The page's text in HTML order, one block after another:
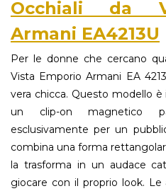
Occhiali da
Armani EA4213U
Per le donne che cercano
Vista Emporio Armani EA
vera chicca. Questo modello
un clip-on magnetico
esclusivamente per un
combina una forma
la trasforma in un audace
giocare con il proprio look.